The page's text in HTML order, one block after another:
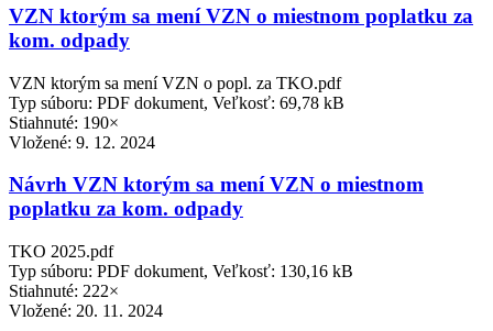
VZN ktorým sa mení VZN o miestnom poplatku za
kom. odpady
VZN ktorým sa mení VZN o popl. za TKO.pdf
Typ súboru: PDF dokument, Veľkosť: 69,78 kB
Stiahnuté: 190×
Vložené: 9. 12. 2024
Návrh VZN ktorým sa mení VZN o miestnom
poplatku za kom. odpady
TKO 2025.pdf
Typ súboru: PDF dokument, Veľkosť: 130,16 kB
Stiahnuté: 222×
Vložené: 20. 11. 2024